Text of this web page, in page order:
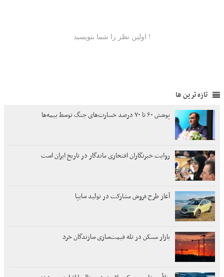
تازه ترین ها
پوشش ۶۰ تا ۷۰ درصد خسارت‌های جنگ توسط بیمه‌ها
روایت خبرنگاران افتخاری ماندگار در تاریخ ایران است
آغاز طرح فروش مشارکت در تولید سایپا
بازار مسکن در تله قیمت‌سازی سازندگان خرد